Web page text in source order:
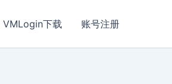
VMLogin下载 账号注册